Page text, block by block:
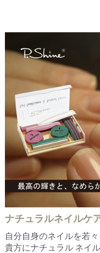
ナチュラルネイルケ
自分自身のネイルを若
貴方にナチュラル ネイ